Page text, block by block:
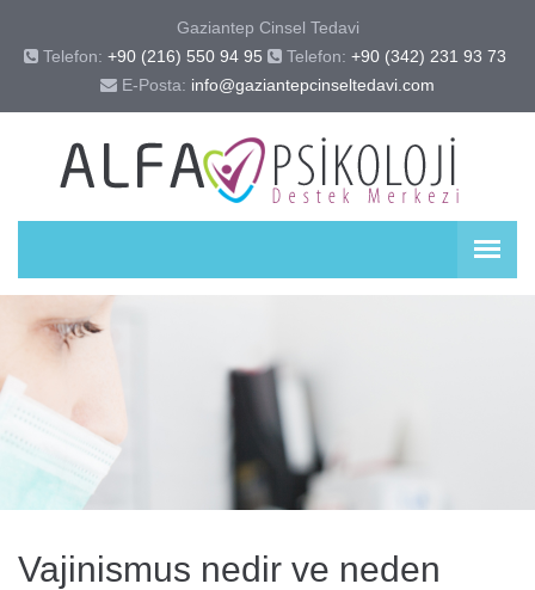
Gaziantep Cinsel Tedavi
Telefon: +90 (216) 550 94 95 Telefon: +90 (342) 231 93 73
E-Posta: info@gaziantepcinseltedavi.com
Vajinismus nedir ve neden